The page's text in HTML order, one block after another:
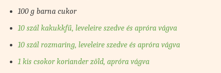
100 g barna cukor
10 szál kakukkfű, leveleire szedve és apróra vágva
10 szál rozmaring, leveleire szedve és apróra vágva
1 kis csokor koriander zöld, apróra vágva